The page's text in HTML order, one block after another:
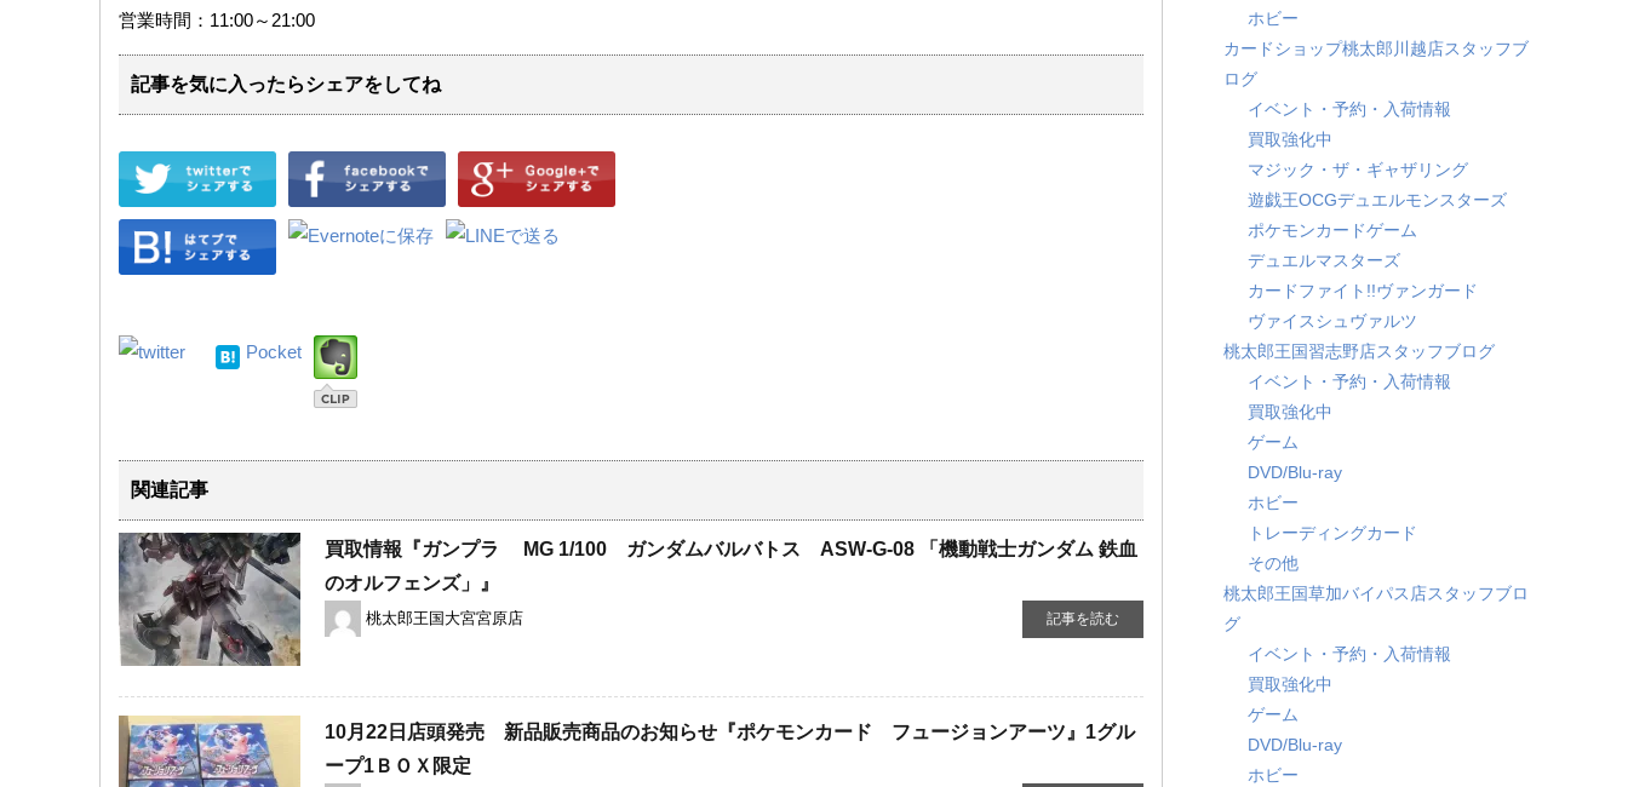
営業時間：11:00～21:00
記事を気に入ったらシェアをしてね
Pocket
関連記事
買取情報『ガンプラ MG 1/100 ガンダムバルバトス ​ASW-G-08 ​「機動戦士ガンダム ​鉄血
のオルフェンズ」』
桃太郎王国大宮宮原店 記事を読む
10月22日店頭発売 新品販売商品のお知らせ『ポケモンカード フュージョンアーツ』1グル
ープ1ＢＯＸ限定
ホビー
カードショップ桃太郎川越店スタッフブ
ログ
イベント・予約・入荷情報
買取強化中
マジック・ザ・ギャザリング
遊戯王OCGデュエルモンスターズ
ポケモンカードゲーム
デュエルマスターズ
カードファイト!!ヴァンガード
ヴァイスシュヴァルツ
桃太郎王国習志野店スタッフブログ
イベント・予約・入荷情報
買取強化中
ゲーム
DVD/Blu-ray
ホビー
トレーディングカード
その他
桃太郎王国草加バイパス店スタッフブロ
グ
イベント・予約・入荷情報
買取強化中
ゲーム
DVD/Blu-ray
ホビー